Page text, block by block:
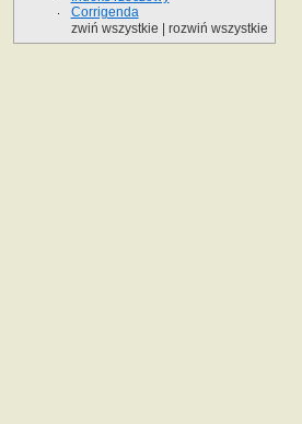
Corrigenda
zwiń wszystkie
rozwiń wszystkie